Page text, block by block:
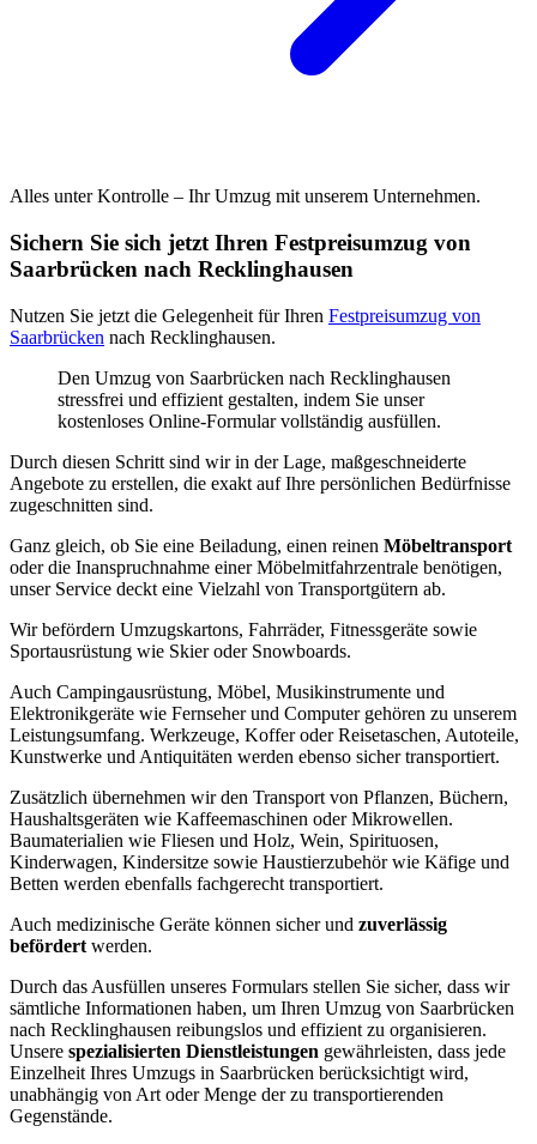
Alles unter Kontrolle – Ihr Umzug mit unserem Unternehmen.
Sichern Sie sich jetzt Ihren Festpreisumzug von
Saarbrücken nach Recklinghausen
Nutzen Sie jetzt die Gelegenheit für Ihren Festpreisumzug von
Saarbrücken nach Recklinghausen.
Den Umzug von Saarbrücken nach Recklinghausen
stressfrei und effizient gestalten, indem Sie unser
kostenloses Online-Formular vollständig ausfüllen.
Durch diesen Schritt sind wir in der Lage, maßgeschneiderte
Angebote zu erstellen, die exakt auf Ihre persönlichen Bedürfnisse
zugeschnitten sind.
Ganz gleich, ob Sie eine Beiladung, einen reinen Möbeltransport
oder die Inanspruchnahme einer Möbelmitfahrzentrale benötigen,
unser Service deckt eine Vielzahl von Transportgütern ab.
Wir befördern Umzugskartons, Fahrräder, Fitnessgeräte sowie
Sportausrüstung wie Skier oder Snowboards.
Auch Campingausrüstung, Möbel, Musikinstrumente und
Elektronikgeräte wie Fernseher und Computer gehören zu unserem
Leistungsumfang. Werkzeuge, Koffer oder Reisetaschen, Autoteile,
Kunstwerke und Antiquitäten werden ebenso sicher transportiert.
Zusätzlich übernehmen wir den Transport von Pflanzen, Büchern,
Haushaltsgeräten wie Kaffeemaschinen oder Mikrowellen.
Baumaterialien wie Fliesen und Holz, Wein, Spirituosen,
Kinderwagen, Kindersitze sowie Haustierzubehör wie Käfige und
Betten werden ebenfalls fachgerecht transportiert.
Auch medizinische Geräte können sicher und zuverlässig
befördert werden.
Durch das Ausfüllen unseres Formulars stellen Sie sicher, dass wir
sämtliche Informationen haben, um Ihren Umzug von Saarbrücken
nach Recklinghausen reibungslos und effizient zu organisieren.
Unsere spezialisierten Dienstleistungen gewährleisten, dass jede
Einzelheit Ihres Umzugs in Saarbrücken berücksichtigt wird,
unabhängig von Art oder Menge der zu transportierenden
Gegenstände.